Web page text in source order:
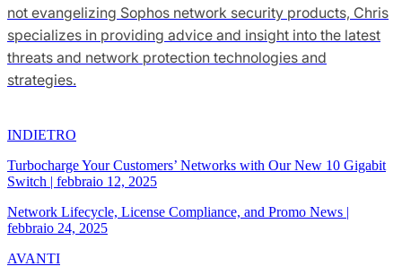
not evangelizing Sophos network security products, Chris
specializes in providing advice and insight into the latest
threats and network protection technologies and
strategies.
INDIETRO
Turbocharge Your Customers’ Networks with Our New 10 Gigabit
Switch | febbraio 12, 2025
Network Lifecycle, License Compliance, and Promo News |
febbraio 24, 2025
AVANTI